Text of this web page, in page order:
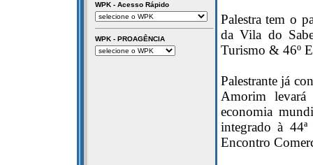
WPK - Acesso Rápido
WPK - PROAGÊNCIA
Palestra tem o
da Vila do
Turismo & 46º
Palestrante já
Amorim levará
economia
integrado à
Encontro